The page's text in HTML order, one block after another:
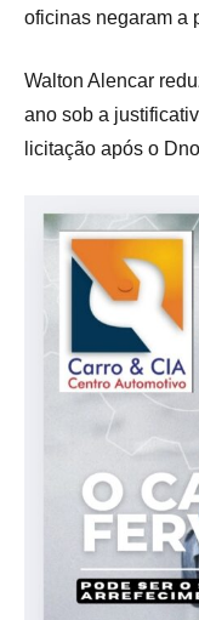
oficinas negaram a
Walton Alencar
ano sob a
licitação após o